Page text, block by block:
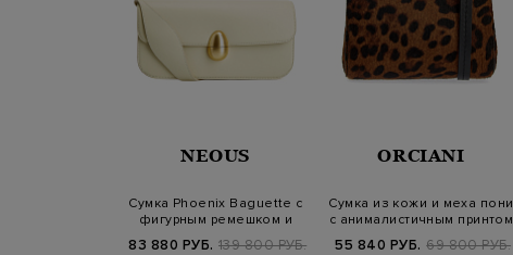
NEOUS
Сумка Phoenix Baguette с
фигурным ремешком и
83 880 РУБ. 139 800 РУБ.
ORCIANI
Сумка из кожи и меха пони
с анималистичным принтом
55 840 РУБ. 69 800 РУБ.